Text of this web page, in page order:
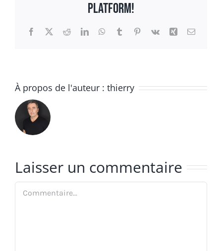
Platform!
Facebook
X RedditLinkedInWhatsApp
TumblrPinterest
Vk Xing Email
À propos de l'auteur : thierry
Laisser un commentaire